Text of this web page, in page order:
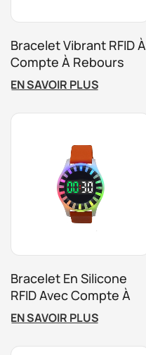
Bracelet Vibrant RFID À
Compte À Rebours
Avec Alertes
Programmables Pour
La Gestion Des
EN SAVOIR PLUS
Bracelet En Silicone
RFID Avec Compte À
Rebours Et Logo
Personnalisé, Avec
Lumières LED
EN SAVOIR PLUS